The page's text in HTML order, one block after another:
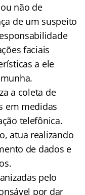
não de
de um suspeito
faciais
a ele
a coleta de
em medidas
telefônica.
atua realizando
de dados e
pelo
por dar